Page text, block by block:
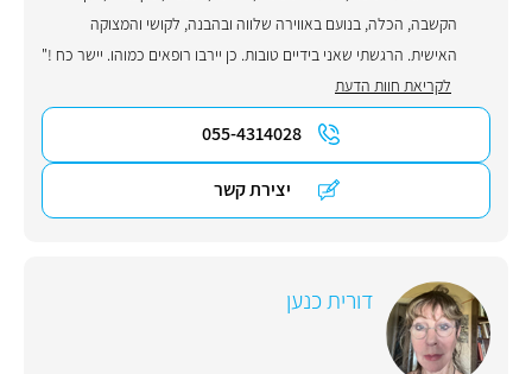
הקשבה, הכלה, בנועם באווירה שלווה ובהבנה, לקושי והמצוקה
האישית. הרגשתי שאני בידיים טובות. כן יירבו רופאים כמוהו. יישר כח !"
לקריאת חוות הדעת
055-4314028
יצירת קשר
דורית כנען